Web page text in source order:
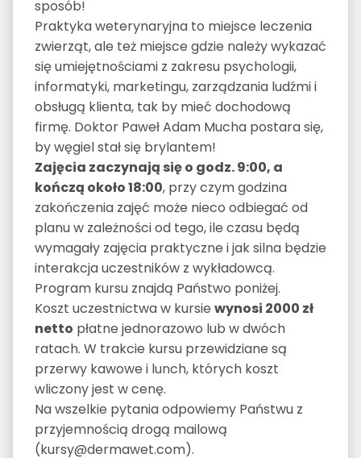
sposób!
Praktyka weterynaryjna to miejsce leczenia
zwierząt, ale też miejsce gdzie należy wykazać
się umiejętnościami z zakresu psychologii,
informatyki, marketingu, zarządzania ludźmi i
obsługą klienta, tak by mieć dochodową
firmę. Doktor Paweł Adam Mucha postara się,
by węgiel stał się brylantem!
Zajęcia zaczynają się o godz. 9:00, a
kończą około 18:00, przy czym godzina
zakończenia zajęć może nieco odbiegać od
planu w zależności od tego, ile czasu będą
wymagały zajęcia praktyczne i jak silna będzie
interakcja uczestników z wykładowcą.
Program kursu znajdą Państwo poniżej.
Koszt uczestnictwa w kursie wynosi 2000 zł
netto płatne jednorazowo lub w dwóch
ratach. W trakcie kursu przewidziane są
przerwy kawowe i lunch, których koszt
wliczony jest w cenę.
Na wszelkie pytania odpowiemy Państwu z
przyjemnością drogą mailową
(kursy@dermawet.com).